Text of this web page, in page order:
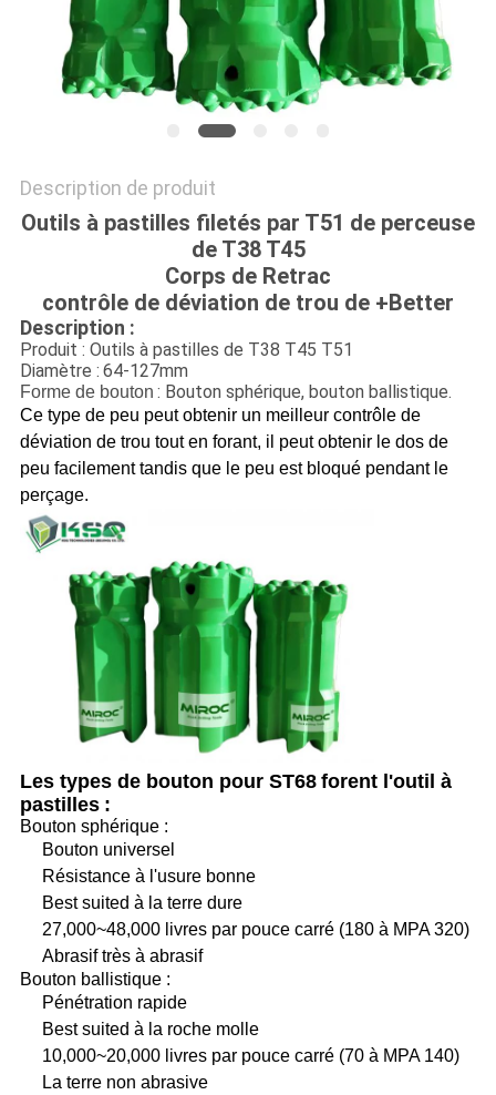
Description de produit
Outils à pastilles filetés par T51 de perceuse
de T38 T45
Corps de Retrac
contrôle de déviation de trou de +Better
Description :
Produit : Outils à pastilles de T38 T45 T51
Diamètre : 64-127mm
Forme de bouton : Bouton sphérique, bouton ballistique.
Ce type de peu peut obtenir un meilleur contrôle de
déviation de trou tout en forant, il peut obtenir le dos de
peu facilement tandis que le peu est bloqué pendant le
perçage.
Les types de bouton pour ST68 forent l'outil à
pastilles :
Bouton sphérique :
Bouton universel
Résistance à l'usure bonne
Best suited à la terre dure
27,000~48,000 livres par pouce carré (180 à MPA 320)
Abrasif très à abrasif
Bouton ballistique :
Pénétration rapide
Best suited à la roche molle
10,000~20,000 livres par pouce carré (70 à MPA 140)
La terre non abrasive